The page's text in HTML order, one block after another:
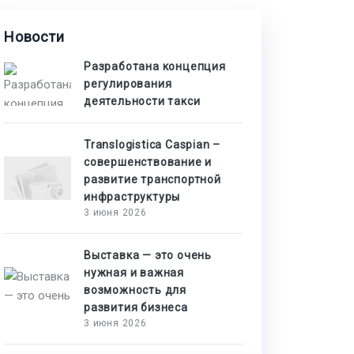
Новости
Разработана концепция
регулирования
деятельности такси
Translogistica Caspian –
совершенствование и
развитие транспортной
инфраструктуры
3 июня 2026
Выставка — это очень
нужная и важная
возможность для
развития бизнеса
3 июня 2026